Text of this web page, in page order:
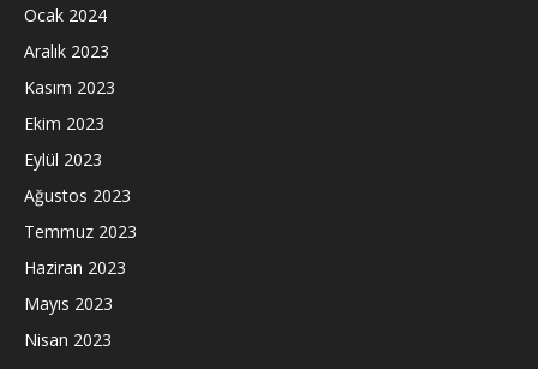
Ocak 2024
Aralık 2023
Kasım 2023
Ekim 2023
Eylül 2023
Ağustos 2023
Temmuz 2023
Haziran 2023
Mayıs 2023
Nisan 2023